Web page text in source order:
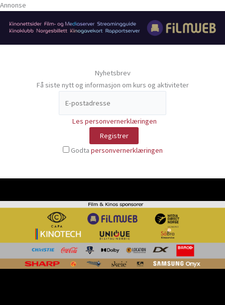
Annonse
Nyhetsbrev
Få siste nytt og informasjon om kurs og aktiviteter
Les personvernerklæringen
Godta personvernerklæringen